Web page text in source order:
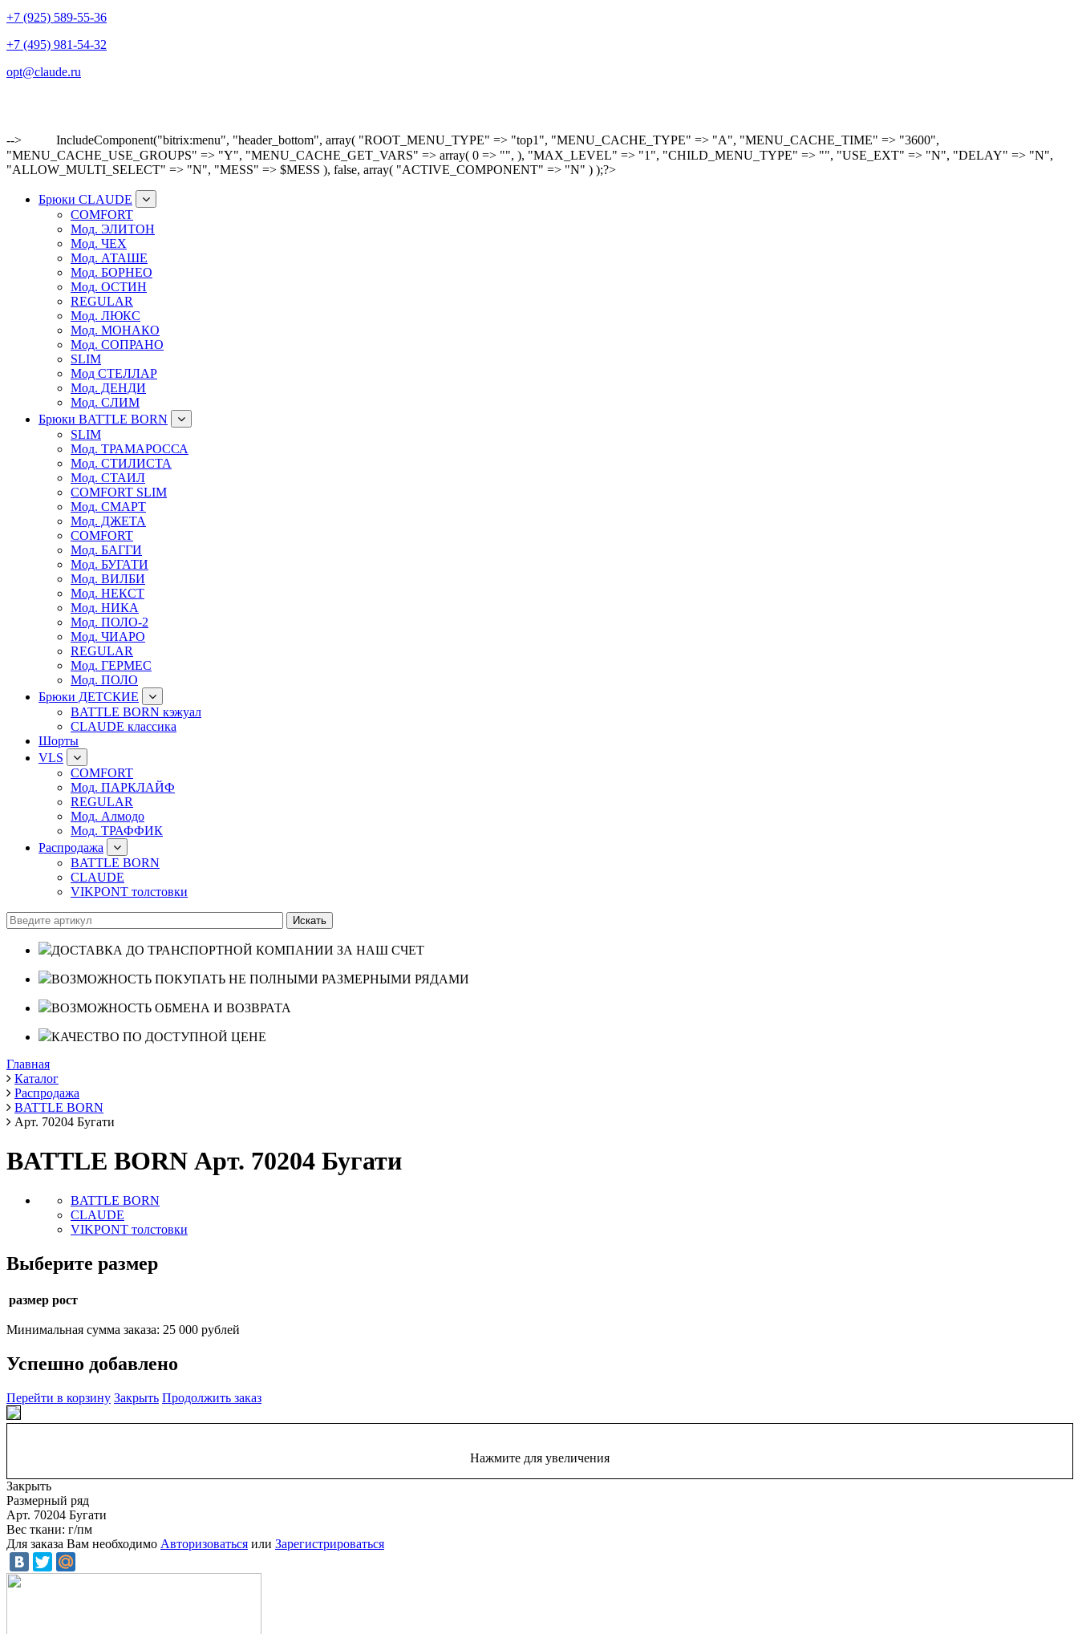
+7 (925) 589-55-36
+7 (495) 981-54-32
opt@claude.ru
-->
IncludeComponent("bitrix:menu", "header_bottom", array( "ROOT_MENU_TYPE" => "top1", "MENU_CACHE_TYPE" => "A", "MENU_CACHE_TIME" => "3600",
"MENU_CACHE_USE_GROUPS" => "Y", "MENU_CACHE_GET_VARS" => array( 0 => "", ), "MAX_LEVEL" => "1", "CHILD_MENU_TYPE" => "", "USE_EXT" => "N", "DELAY" => "N",
"ALLOW_MULTI_SELECT" => "N", "MESS" => $MESS ), false, array( "ACTIVE_COMPONENT" => "N" ) );?>
Брюки CLAUDE
COMFORT
Мод. ЭЛИТОН
Мод. ЧЕХ
Мод. АТАШЕ
Мод. БОРНЕО
Мод. ОСТИН
REGULAR
Мод. ЛЮКС
Мод. МОНАКО
Мод. СОПРАНО
SLIM
Мод СТЕЛЛАР
Мод. ДЕНДИ
Мод. СЛИМ
Брюки BATTLE BORN
SLIM
Мод. ТРАМАРОССА
Мод. СТИЛИСТА
Мод. СТАИЛ
COMFORT SLIM
Мод. СМАРТ
Мод. ДЖЕТА
COMFORT
Мод. БАГГИ
Мод. БУГАТИ
Мод. ВИЛБИ
Мод. НЕКСТ
Мод. НИКА
Мод. ПОЛО-2
Мод. ЧИАРО
REGULAR
Мод. ГЕРМЕС
Мод. ПОЛО
Брюки ДЕТСКИЕ
BATTLE BORN кэжуал
CLAUDE классика
Шорты
VLS
COMFORT
Мод. ПАРКЛАЙФ
REGULAR
Мод. Алмодо
Мод. ТРАФФИК
Распродажа
BATTLE BORN
CLAUDE
VIKPONT толстовки
ДОСТАВКА ДО ТРАНСПОРТНОЙ КОМПАНИИ ЗА НАШ СЧЕТ
ВОЗМОЖНОСТЬ ПОКУПАТЬ НЕ ПОЛНЫМИ РАЗМЕРНЫМИ РЯДАМИ
ВОЗМОЖНОСТЬ ОБМЕНА И ВОЗВРАТА
КАЧЕСТВО ПО ДОСТУПНОЙ ЦЕНЕ
Главная
Каталог
Распродажа
BATTLE BORN
Арт. 70204 Бугати
BATTLE BORN Арт. 70204 Бугати
BATTLE BORN
CLAUDE
VIKPONT толстовки
Выберите размер
размер рост
Минимальная сумма заказа: 25 000 рублей
Успешно добавлено
Перейти в корзину Закрыть Продолжить заказ
Нажмите для увеличения
Закрыть
Размерный ряд
Арт. 70204 Бугати
Вес ткани: г/пм
Для заказа Вам необходимо Авторизоваться или Зарегистрироваться